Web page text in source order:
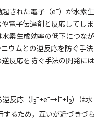
された電子（e–）が水素生
電子伝達剤と反応してしま
素生成効率の低下につなが
ウムとの逆反応を防ぐ手法
反応を防ぐ手法の開発には
反応（I3
–+e–→I–+I2）は水
るため，互いが近づきづら